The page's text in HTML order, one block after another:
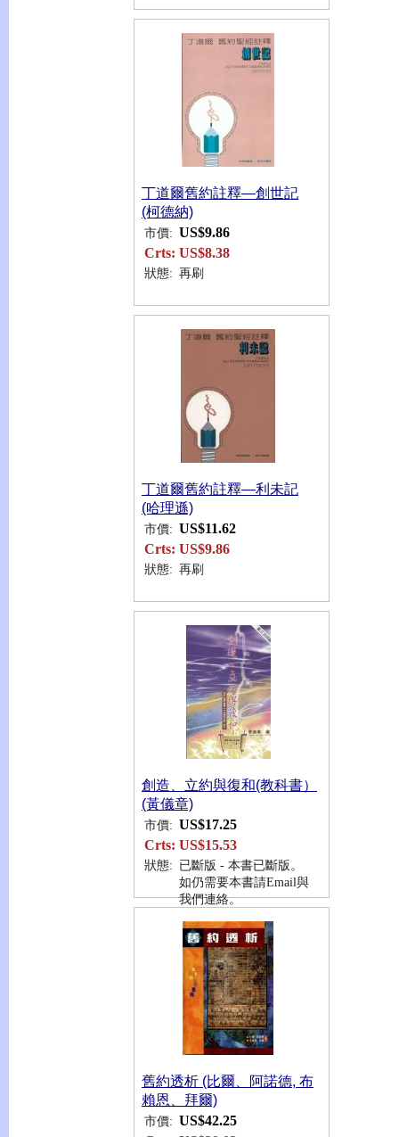
丁道爾舊約註釋—創世記
(柯德納)
市價: US$9.86
Crts: US$8.38
狀態: 再刷
丁道爾舊約註釋—利未記
(哈理遜)
市價: US$11.62
Crts: US$9.86
狀態: 再刷
創造、立約與復和(教科書）
(黃儀章)
市價: US$17.25
Crts: US$15.53
狀態: 已斷版 - 本書已斷版。
如仍需要本書請Email與
我們連絡。
舊約透析 (比爾、阿諾德, 布
賴恩、拜爾)
市價: US$42.25